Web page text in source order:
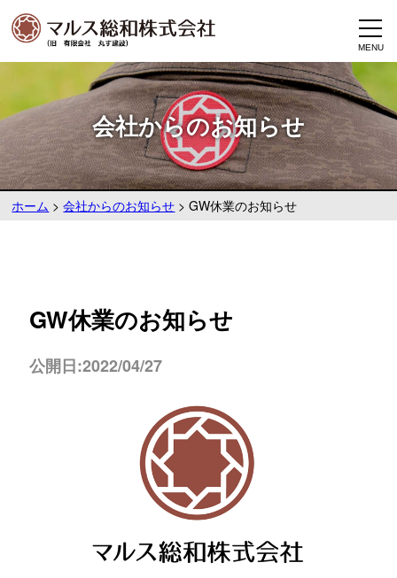
会社からのお知らせ
ホーム >会社からのお知らせ >GW休業のお知らせ
GW休業のお知らせ
公開日:2022/04/27